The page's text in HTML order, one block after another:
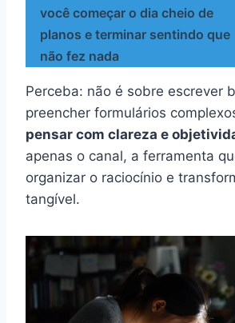
você começar o dia cheio de
planos e terminar sentindo que
não fez nada
Perceba: não é sobre escrever
preencher formulários
pensar com clareza e
apenas o canal, a ferramenta
organizar o raciocínio e
tangível.